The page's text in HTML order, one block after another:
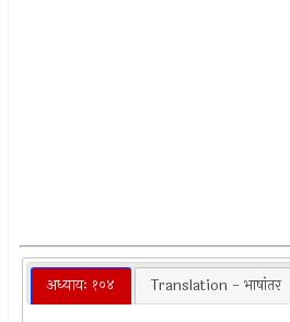
अध्यायः १०४ Translation - भाषांतर